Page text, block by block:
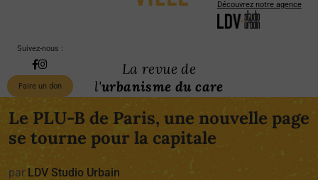
Découvrez notre agence
Suivez-nous :
Faire un don
La revue de
l'urbanisme du care
Le PLU-B de Paris, une nouvelle page
se tourne pour la capitale
par LDV Studio Urbain